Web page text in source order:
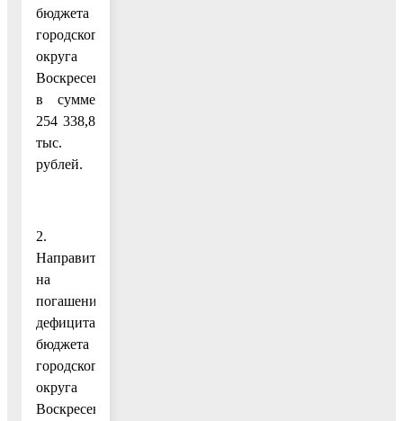
бюджета
городского
округа
Воскресенск
в сумме
254 338,8
тыс.
рублей.
2.
Направить
на
погашение
дефицита
бюджета
городского
округа
Воскресенск